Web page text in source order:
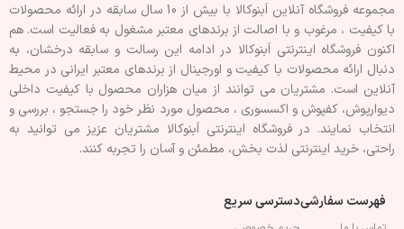
مجموعه فروشگاه آنلاین اَبنوکالا با بیش از 10 سال سابقه در ارائه محصولات
با کيفيت ، مرغوب و با اصالت از برندهای معتبر مشغول به فعاليت است. هم
اکنون فروشگاه اینترنتی اَبنوکالا در ادامه اين رسالت و سابقه درخشان، به
دنبال ارائه محصولات با کيفيت و اورجينال از برندهای معتبر ايرانی در محيط
آنلاين است. مشتريان می توانند از ميان هزاران محصول با کيفيت داخلی
دیوارپوش، کفپوش و اکسسوری ، محصول مورد نظر خود را جستجو ، بررسی و
انتخاب نمايند. در فروشگاه اینترنتی اَبنوکالا مشتريان عزیز می توانيد به
راحتی، خرید اینترنتی لذت بخش، مطمئن و آسان را تجربه کنند.
فهرست سفارشیدسترسی سریع